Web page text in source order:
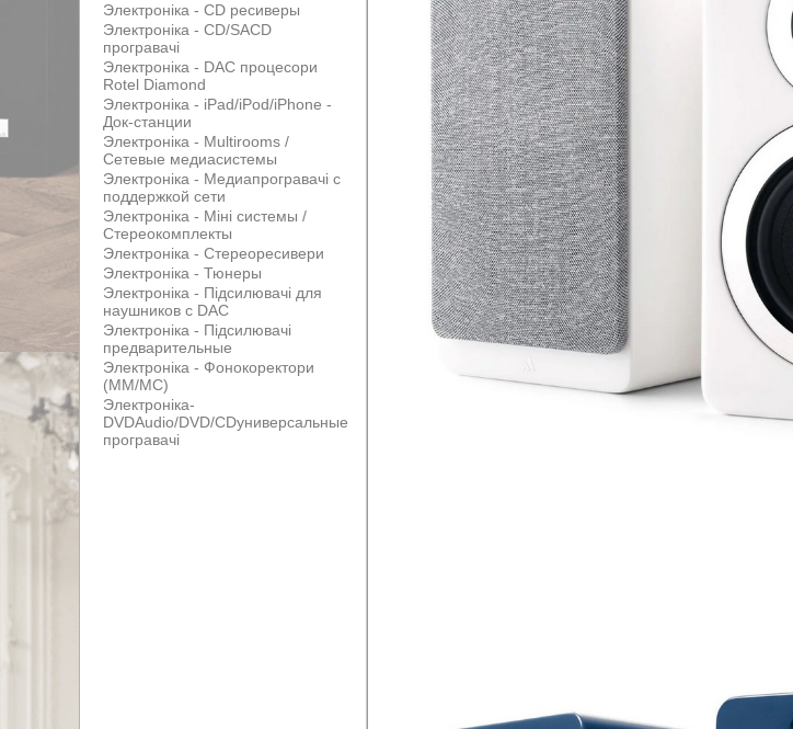
Электроніка - CD ресиверы
Электроніка - CD/SACD
програвачі
Электроніка - DAC процесори
Rotel Diamond
Электроніка - iPad/iPod/iPhone -
Док-станции
Электроніка - Multirooms /
Сетевые медиасистемы
Электроніка - Медиапрогравачі с
поддержкой сети
Электроніка - Міні системы /
Стереокомплекты
Электроніка - Стереоресивери
Электроніка - Тюнеры
Электроніка - Підсилювачі для
наушников с DAC
Электроніка - Підсилювачі
предварительные
Электроніка - Фонокоректори
(MM/MC)
Электроніка-
DVDAudio/DVD/CDуниверсальные
програвачі